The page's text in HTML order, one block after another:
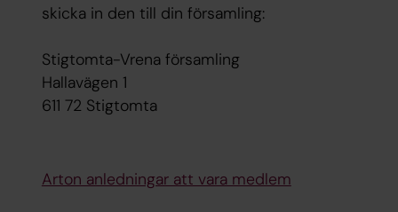
skicka in den till din församling:
Stigtomta-Vrena församling
Hallavägen 1
611 72 Stigtomta
Arton anledningar att vara medlem